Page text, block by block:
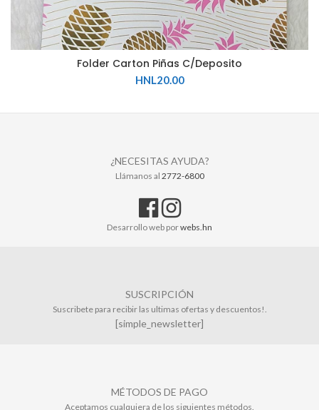
Folder Carton Piñas C/Deposito
HNL20.00
¿NECESITAS AYUDA?
Llámanos al 2772-6800
Desarrollo web porwebs.hn
SUSCRIPCIÓN
Suscribete para recibir las ultimas ofertas y descuentos!.
[simple_newsletter]
MÉTODOS DE PAGO
Aceptamos cualquiera de los siguientes métodos.